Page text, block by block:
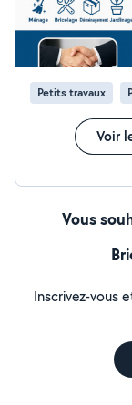
Petits travaux
Voir
Vous
Inscrivez-vous